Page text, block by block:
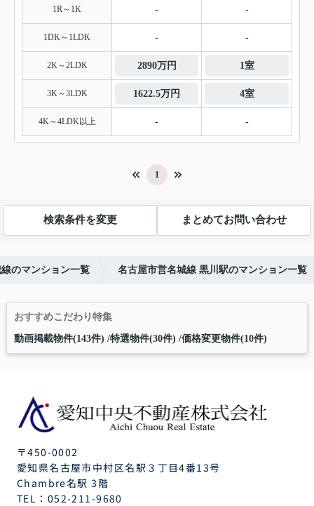
1R～1K - -
1DK～1LDK - -
2K～2LDK 2890万円 1室
3K～3LDK 1622.5万円 4室
4K～4LDK以上 - -
1
検索条件を変更 まとめてお問い合わせ
のマンション一覧 名古屋市営名城線 黒川駅のマンション一覧
おすすめこだわり特集
動画掲載物件(143件) 特選物件(30件) 価格変更物件(10件)
〒450-0002
愛知県名古屋市中村区名駅３丁目4番13号
Chambre名駅 3階
TEL： 052-211-9680